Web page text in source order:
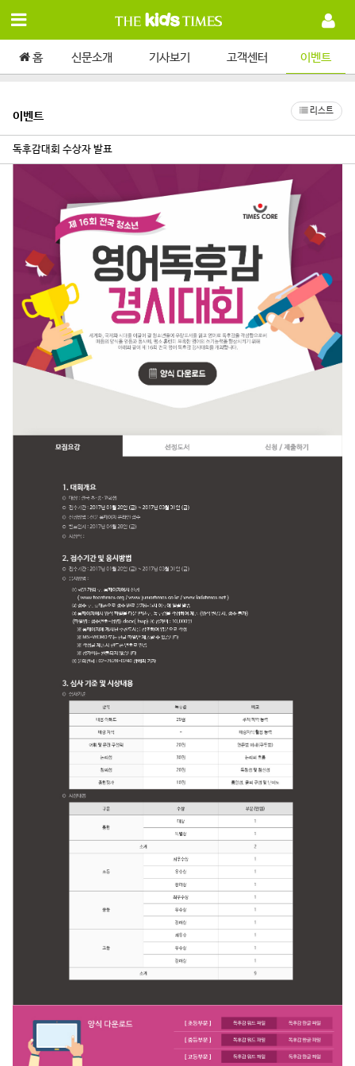
홈 신문소개 기사보기 고객센터 이벤트
이벤트 리스트
독후감대회 수상자 발표